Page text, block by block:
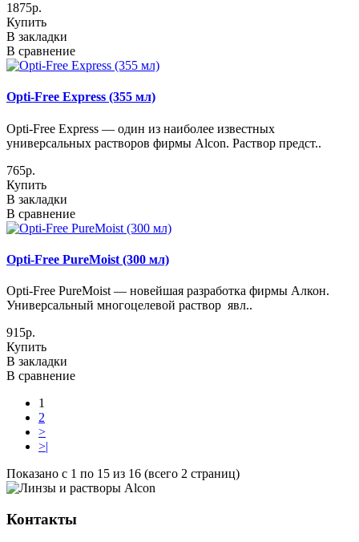
1875р.
Купить
В закладки
В сравнение
Opti-Free Express (355 мл)
Opti-Free Express — один из наиболее известных
универсальных растворов фирмы Alcon. Раствор предст..
765р.
Купить
В закладки
В сравнение
Opti-Free PureMoist (300 мл)
Opti-Free PureMoist — новейшая разработка фирмы Алкон.
Универсальный многоцелевой раствор явл..
915р.
Купить
В закладки
В сравнение
1
2
>
>|
Показано с 1 по 15 из 16 (всего 2 страниц)
Контакты